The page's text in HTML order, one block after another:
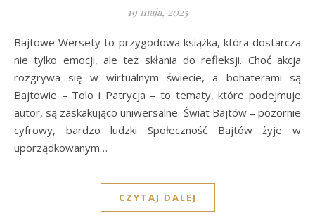
19 maja, 2025
Bajtowe Wersety to przygodowa książka, która dostarcza
nie tylko emocji, ale też skłania do refleksji. Choć akcja
rozgrywa się w wirtualnym świecie, a bohaterami są
Bajtowie – Tolo i Patrycja – to tematy, które podejmuje
autor, są zaskakująco uniwersalne. Świat Bajtów – pozornie
cyfrowy, bardzo ludzki Społeczność Bajtów żyje w
uporządkowanym…
CZYTAJ DALEJ